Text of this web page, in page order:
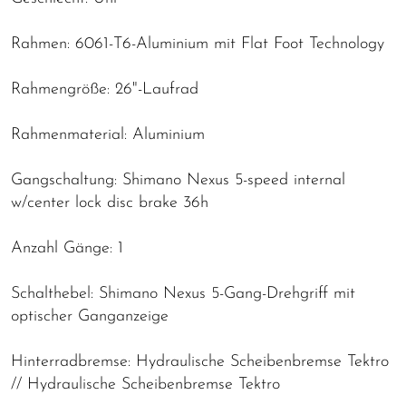
Rahmen: 6061-T6-Aluminium mit Flat Foot Technology
Rahmengröße: 26"-Laufrad
Rahmenmaterial: Aluminium
Gangschaltung: Shimano Nexus 5-speed internal
w/center lock disc brake 36h
Anzahl Gänge: 1
Schalthebel: Shimano Nexus 5-Gang-Drehgriff mit
optischer Ganganzeige
Hinterradbremse: Hydraulische Scheibenbremse Tektro
// Hydraulische Scheibenbremse Tektro